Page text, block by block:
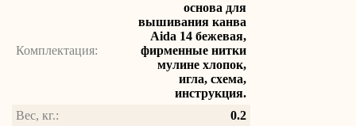
Комплектация:
основа для
вышивания канва
Aida 14 бежевая,
фирменные нитки
мулине хлопок,
игла, схема,
инструкция.
Вес, кг.:
0.2